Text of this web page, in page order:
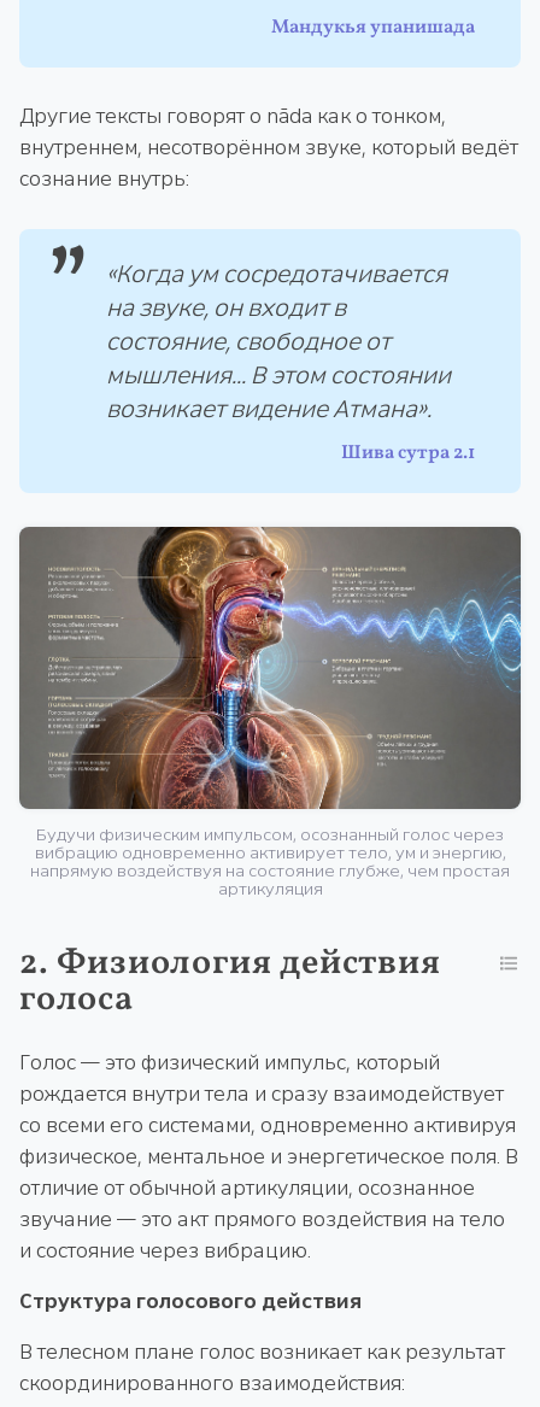
Мандукья упанишада
Другие тексты говорят о nāda как о тонком,
внутреннем, несотворённом звуке, который ведёт
сознание внутрь:
«Когда ум сосредотачивается
на звуке, он входит в
состояние, свободное от
мышления... В этом состоянии
возникает видение Атмана».
Шива сутра 2.1
Будучи физическим импульсом, осознанный голос через
вибрацию одновременно активирует тело, ум и энергию,
напрямую воздействуя на состояние глубже, чем простая
артикуляция
2. Физиология действия
голоса
Голос — это физический импульс, который
рождается внутри тела и сразу взаимодействует
со всеми его системами, одновременно активируя
физическое, ментальное и энергетическое поля. В
отличие от обычной артикуляции, осознанное
звучание — это акт прямого воздействия на тело
и состояние через вибрацию.
Структура голосового действия
В телесном плане голос возникает как результат
скоординированного взаимодействия: